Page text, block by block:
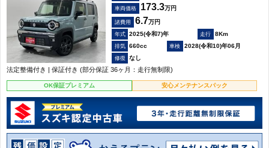
車両価格 173.3万円
諸費用 6.7万円
2025(令和7)年
8Km
660cc
2028(令和10)年06月
なし
法定整備付き | 保証付き (部分保証 36ヶ月：走行無制限)
OK保証プレミアム 安心メンテナンスパック